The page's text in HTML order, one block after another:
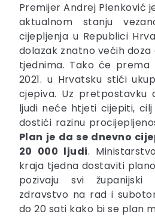
Premijer Andrej Plenković
aktualnom stanju
cijepljenja u Republici
dolazak znatno većih
tjednima. Tako će prema
2021. u Hrvatsku stići
cjepiva. Uz pretpostavku
ljudi neće htjeti cijepiti,
dostići razinu
Plan je da se dnevno
20 000 ljudi.
kraja tjedna dostaviti
pozivaju svi
zdravstvo na rad i
do 20 sati kako bi se plan